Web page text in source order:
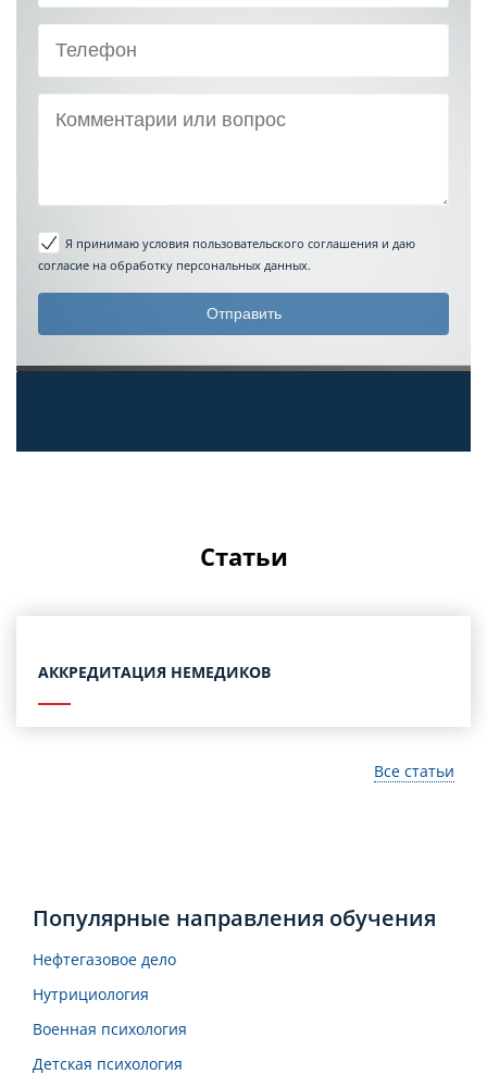
Я принимаю условия пользовательского соглашения и даю
согласие на обработку персональных данных.
Статьи
АККРЕДИТАЦИЯ НЕМЕДИКОВ
Все статьи
Популярные направления обучения
Нефтегазовое дело
Нутрициология
Военная психология
Детская психология